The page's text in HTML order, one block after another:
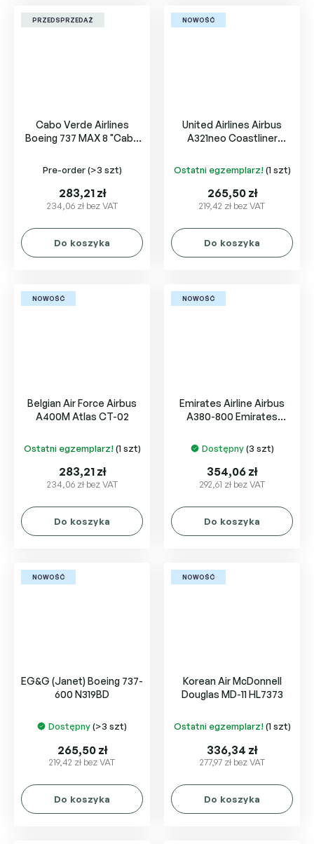
PRZEDSPRZEDAŻ
Cabo Verde Airlines
Boeing 737 MAX 8 "Cabo
Pre-order(>3 szt)
234,06 zł bez VAT
283,21 zł
Do koszyka
NOWOŚĆ
United Airlines Airbus
A321neo Coastliner
Ostatni egzemplarz! (1 szt)
219,42 zł bez VAT
265,50 zł
Do koszyka
NOWOŚĆ
Belgian Air Force Airbus
A400M Atlas CT-02
Ostatni egzemplarz! (1 szt)
234,06 zł bez VAT
283,21 zł
Do koszyka
NOWOŚĆ
Emirates Airline Airbus
A380-800 Emirates
Dostępny(3 szt)
292,61 zł bez VAT
354,06 zł
Do koszyka
NOWOŚĆ
EG&G (Janet) Boeing 737-
600 N319BD
Dostępny(>3 szt)
219,42 zł bez VAT
265,50 zł
Do koszyka
NOWOŚĆ
Korean Air McDonnell
Douglas MD-11 HL7373
Ostatni egzemplarz! (1 szt)
277,97 zł bez VAT
336,34 zł
Do koszyka